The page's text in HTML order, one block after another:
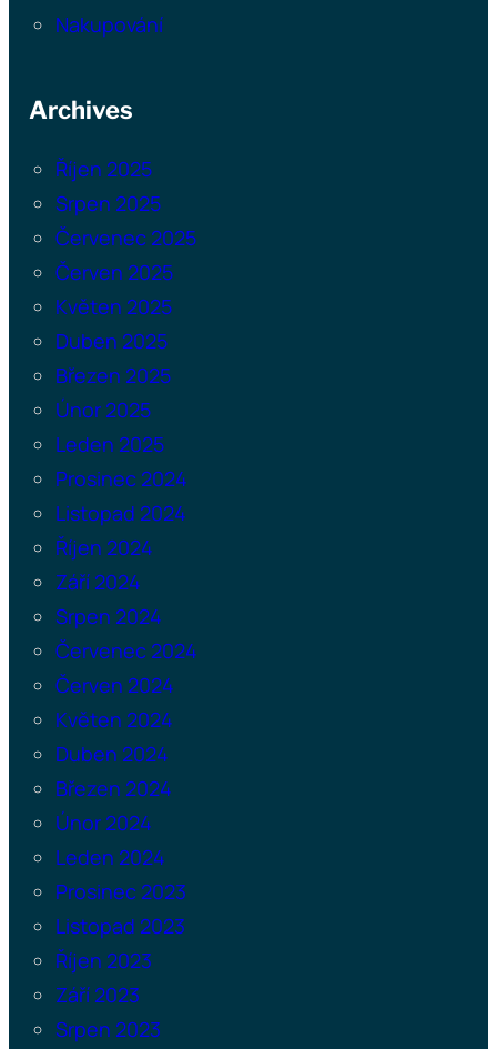
Nakupování
Archives
Říjen 2025
Srpen 2025
Červenec 2025
Červen 2025
Květen 2025
Duben 2025
Březen 2025
Únor 2025
Leden 2025
Prosinec 2024
Listopad 2024
Říjen 2024
Září 2024
Srpen 2024
Červenec 2024
Červen 2024
Květen 2024
Duben 2024
Březen 2024
Únor 2024
Leden 2024
Prosinec 2023
Listopad 2023
Říjen 2023
Září 2023
Srpen 2023